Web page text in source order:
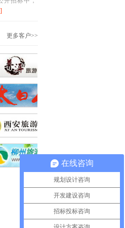
更多客户>>
在线咨询
规划设计咨询
开发建设咨询
招标投标咨询